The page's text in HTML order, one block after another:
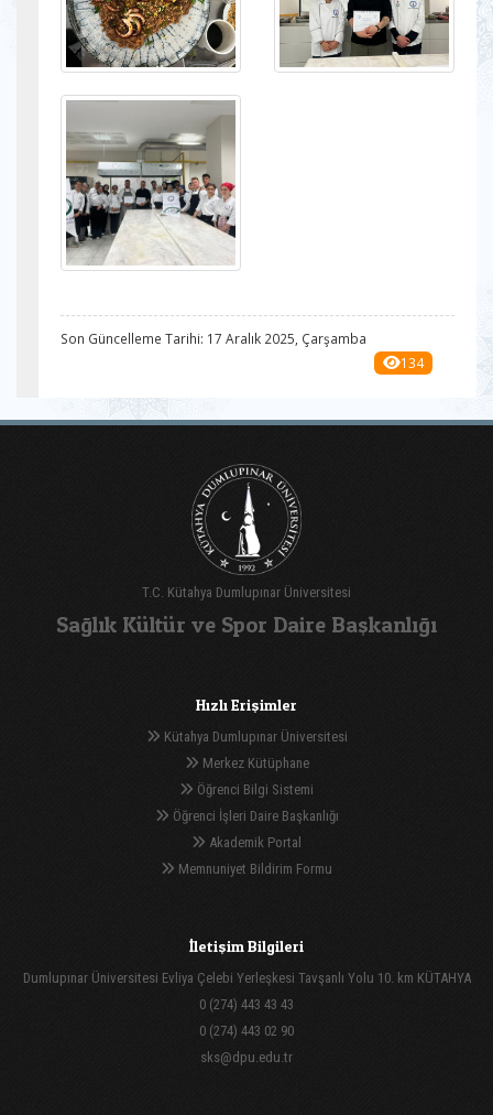
Son Güncelleme Tarihi: 17 Aralık 2025, Çarşamba
134
T.C. Kütahya Dumlupınar Üniversitesi
Sağlık Kültür ve Spor Daire Başkanlığı
Hızlı Erişimler
Kütahya Dumlupınar Üniversitesi
Merkez Kütüphane
Öğrenci Bilgi Sistemi
Öğrenci İşleri Daire Başkanlığı
Akademik Portal
Memnuniyet Bildirim Formu
İletişim Bilgileri
Dumlupınar Üniversitesi Evliya Çelebi Yerleşkesi Tavşanlı Yolu 10. km KÜTAHYA
0 (274) 443 43 43
0 (274) 443 02 90
sks@dpu.edu.tr